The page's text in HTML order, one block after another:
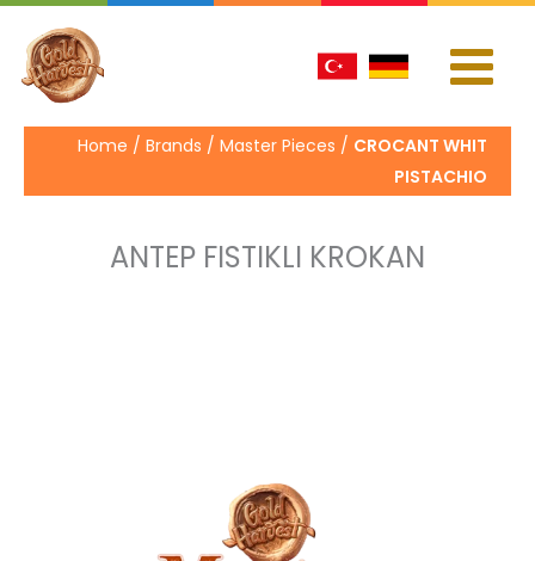
İçeriğe
atla
Home / Brands / Master Pieces / CROCANT WHIT
PISTACHIO
ANTEP FISTIKLI KROKAN